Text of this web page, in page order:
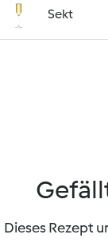
Sekt
Dieses Rezept